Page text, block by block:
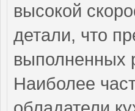
высокой
детали, что
выполненных
Наиболее